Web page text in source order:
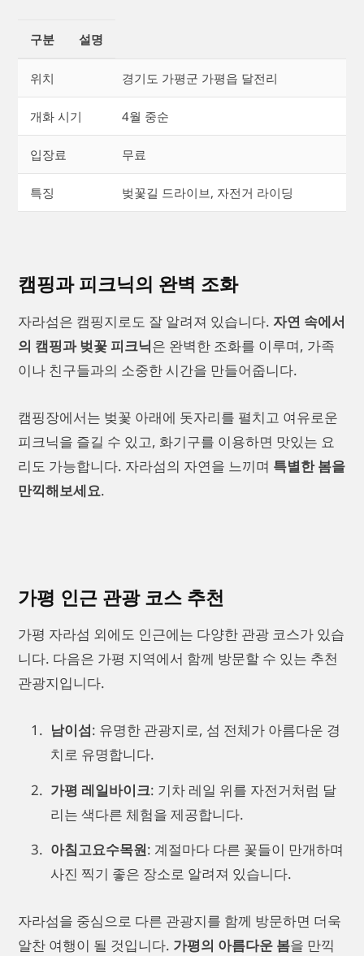
구분 설명
위치 경기도 가평군 가평읍 달전리
개화 시기 4월 중순
입장료 무료
특징 벚꽃길 드라이브, 자전거 라이딩
캠핑과 피크닉의 완벽 조화
자라섬은 캠핑지로도 잘 알려져 있습니다. 자연 속에서
의 캠핑과 벚꽃 피크닉은 완벽한 조화를 이루며, 가족
이나 친구들과의 소중한 시간을 만들어줍니다.
캠핑장에서는 벚꽃 아래에 돗자리를 펼치고 여유로운
피크닉을 즐길 수 있고, 화기구를 이용하면 맛있는 요
리도 가능합니다. 자라섬의 자연을 느끼며 특별한 봄을
만끽해보세요.
가평 인근 관광 코스 추천
가평 자라섬 외에도 인근에는 다양한 관광 코스가 있습
니다. 다음은 가평 지역에서 함께 방문할 수 있는 추천
관광지입니다.
남이섬: 유명한 관광지로, 섬 전체가 아름다운 경
치로 유명합니다.
가평 레일바이크: 기차 레일 위를 자전거처럼 달
리는 색다른 체험을 제공합니다.
아침고요수목원: 계절마다 다른 꽃들이 만개하며
사진 찍기 좋은 장소로 알려져 있습니다.
자라섬을 중심으로 다른 관광지를 함께 방문하면 더욱
알찬 여행이 될 것입니다. 가평의 아름다운 봄을 만끽